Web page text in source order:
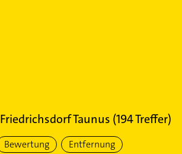
Friedrichsdorf Taunus (194Treffer)
Bewertung Entfernung